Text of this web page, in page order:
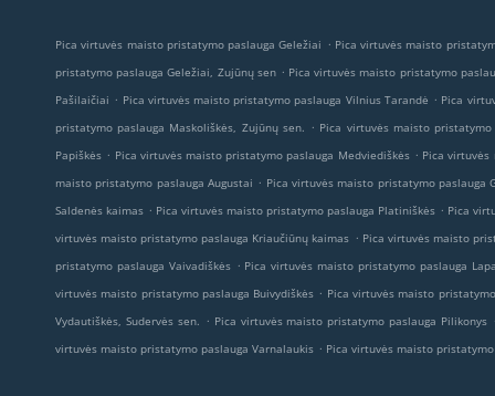
Pica virtuvės maisto pristatymo paslauga Geležiai . Pica virtuvės maisto
pristatymo paslauga Geležiai, Zujūnų sen . Pica virtuvės maisto pristatymo
Pašilaičiai . Pica virtuvės maisto pristatymo paslauga Vilnius Tarandė . Pica
pristatymo paslauga Maskoliškės, Zujūnų sen. . Pica virtuvės maisto pristatymo
Papiškės . Pica virtuvės maisto pristatymo paslauga Medviediškės . Pica virtuvės
maisto pristatymo paslauga Augustai . Pica virtuvės maisto pristatymo paslauga
Saldenės kaimas . Pica virtuvės maisto pristatymo paslauga Platiniškės . Pica
virtuvės maisto pristatymo paslauga Kriaučiūnų kaimas . Pica virtuvės maisto
pristatymo paslauga Vaivadiškės . Pica virtuvės maisto pristatymo paslauga
virtuvės maisto pristatymo paslauga Buivydiškės . Pica virtuvės maisto
Vydautiškės, Sudervės sen. . Pica virtuvės maisto pristatymo paslauga Pilikonys
virtuvės maisto pristatymo paslauga Varnalaukis . Pica virtuvės maisto